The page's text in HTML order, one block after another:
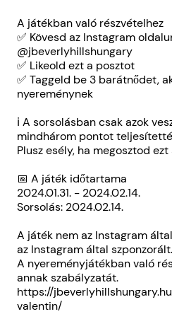
A játékban való részvételhez
✅ Kövesd az Instagram
@jbeverlyhillshungary
✅ Likeold ezt a posztot
✅ Taggeld be 3 barátnődet,
nyereménynek
ℹ A sorsolásban csak azok
mindhárom pontot
Plusz esély, ha megosztod
📅 A játék időtartama
2024.01.31. - 2024.02.14.
Sorsolás: 2024.02.14.
A játék nem az Instagram
az Instagram által szponzorált.
A nyereményjátékban való
annak szabályzatát.
https://
valentin/